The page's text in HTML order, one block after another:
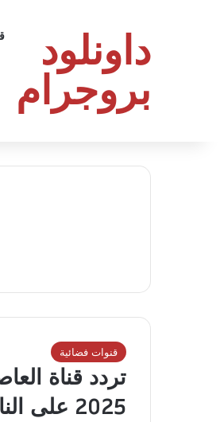
داونلود
بروجرام
قنوات فضائية
تردد قناة
2025 على